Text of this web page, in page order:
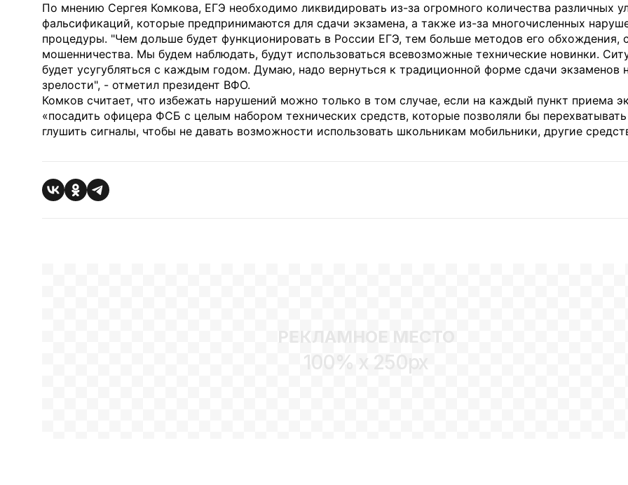
По мнению Сергея Комкова, ЕГЭ необходимо ликвидировать из-за огромного количества различных
фальсификаций, которые предпринимаются для сдачи экзамена, а также из-за многочисленных
процедуры. "Чем дольше будет функционировать в России ЕГЭ, тем больше методов его обхождения,
мошенничества. Мы будем наблюдать, будут использоваться всевозможные технические новинки.
будет усугубляться с каждым годом. Думаю, надо вернуться к традиционной форме сдачи экзаменов
зрелости", - отметил президент ВФО.
Комков считает, что избежать нарушений можно только в том случае, если на каждый пункт приема
«посадить офицера ФСБ с целым набором технических средств, которые позволяли бы
глушить сигналы, чтобы не давать возможности использовать школьникам мобильники, другие
РЕКЛАМНОЕ МЕСТО
100% x 250px